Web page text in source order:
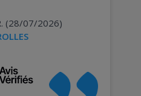
retournerai lors
en vacances car
risques. Le tarif
budget moyen.
»
(28/07/2026)